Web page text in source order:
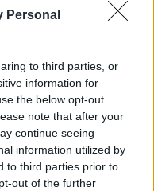
Personal
to third parties, or
information for
the below opt-out
note that after your
continue seeing
information utilized by
to third parties prior to
out of the further
κολοκυθάκι
της
Πρόσληψης
βασικό για τη